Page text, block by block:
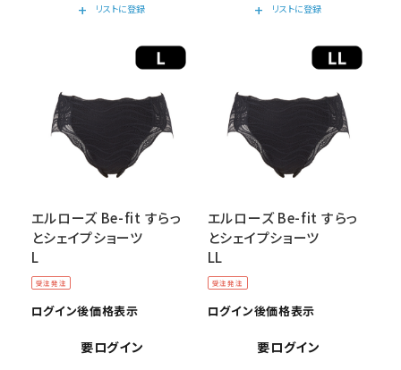
add
リストに登録
add
リストに登録
受注発注
エルローズ Be-fit すらっ
とシェイプショーツ
L
ログイン後価格表示
要ログイン
受注発注
エルローズ Be-fit すらっ
とシェイプショーツ
LL
ログイン後価格表示
要ログイン